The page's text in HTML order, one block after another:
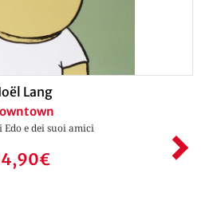
Lang
Edo e dei suoi amici
€